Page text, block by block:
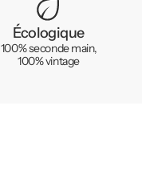
Écologique
100% seconde main,
100% vintage